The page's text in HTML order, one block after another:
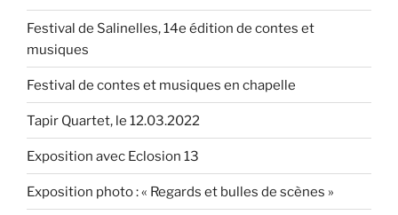
Festival de Salinelles, 14e édition de contes et
musiques
Festival de contes et musiques en chapelle
Tapir Quartet, le 12.03.2022
Exposition avec Eclosion 13
Exposition photo : « Regards et bulles de scènes »